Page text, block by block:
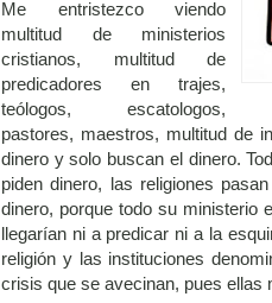
Me entristezco viendo
multitud de ministerios
cristianos, multitud de
predicadores en trajes,
teólogos, escatologos,
pastores, maestros, multitud de
dinero y solo buscan el dinero.
piden dinero, las religiones
dinero, porque todo su ministerio
llegarían ni a predicar ni a la
religión y las instituciones
crisis que se avecinan, pues ellas